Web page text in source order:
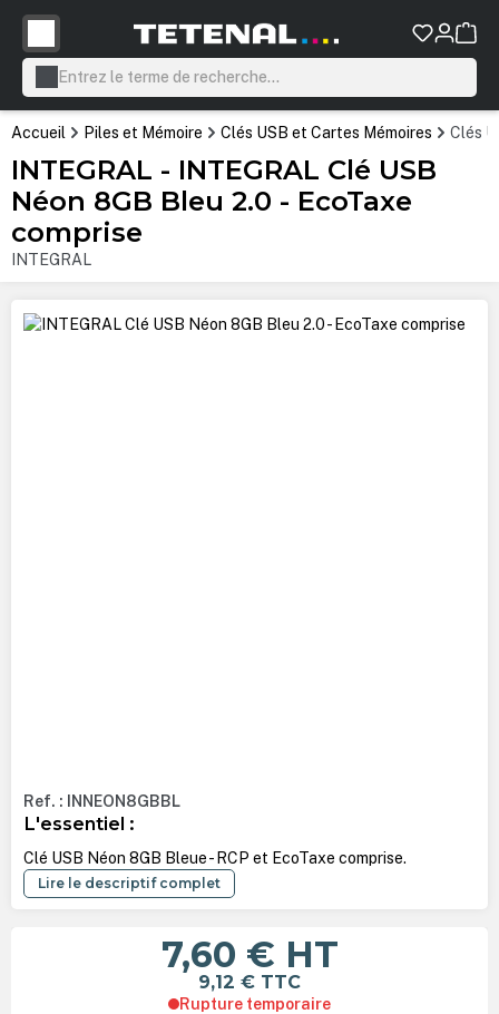
principal
Accueil Piles et Mémoire Clés USB et Cartes Mémoires Clés
INTEGRAL - INTEGRAL Clé USB
Néon 8GB Bleu 2.0 - EcoTaxe
comprise
INTEGRAL
Ignorer la galerie d'images
Ref. : INNEON8GBBL
L'essentiel :
Clé USB Néon 8GB Bleue - RCP et EcoTaxe comprise.
Lire le descriptif complet
7,60 € HT
9,12 € TTC
Rupture temporaire